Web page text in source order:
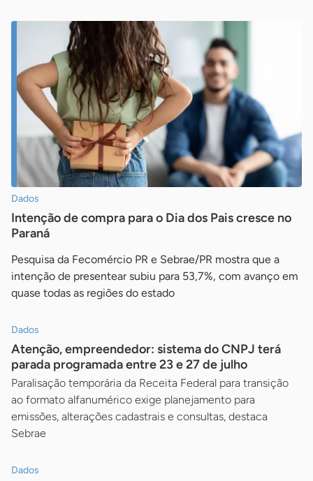
Dados
Intenção de compra para o Dia dos Pais cresce no
Paraná
Pesquisa da Fecomércio PR e Sebrae/PR mostra que a
intenção de presentear subiu para 53,7%, com avanço em
quase todas as regiões do estado
Dados
Atenção, empreendedor: sistema do CNPJ terá
parada programada entre 23 e 27 de julho
Paralisação temporária da Receita Federal para transição
ao formato alfanumérico exige planejamento para
emissões, alterações cadastrais e consultas, destaca
Sebrae
Dados